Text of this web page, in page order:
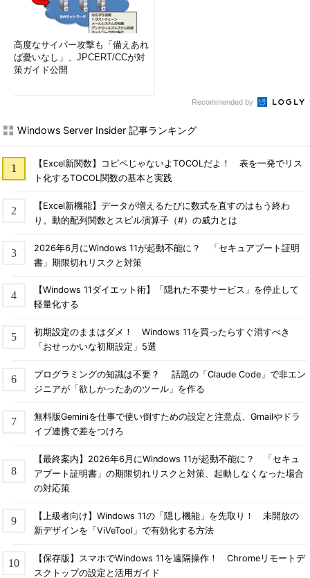
高度なサイバー攻撃も「備えあれ
ば憂いなし」、JPCERT/CCが対
策ガイド公開
Recommended by
Windows Server Insider 記事ランキング
【Excel新関数】コピペじゃないよTOCOLだよ！ 表を一発でリス
ト化するTOCOL関数の基本と実践
【Excel新機能】データが増えるたびに数式を直すのはもう終わ
り。動的配列関数とスピル演算子（#）の威力とは
2026年6月にWindows 11が起動不能に？ 「セキュアブート証明
書」期限切れリスクと対策
【Windows 11ダイエット術】「隠れた不要サービス」を停止して
軽量化する
初期設定のままはダメ！ Windows 11を買ったらすぐ消すべき
「おせっかいな初期設定」5選
プログラミングの知識は不要？ 話題の「Claude Code」で非エン
ジニアが「欲しかったあのツール」を作る
無料版Geminiを仕事で使い倒すための設定と注意点、Gmailやドラ
イブ連携で差をつけろ
【最終案内】2026年6月にWindows 11が起動不能に？ 「セキュ
アブート証明書」の期限切れリスクと対策、起動しなくなった場合
の対応策
【上級者向け】Windows 11の「隠し機能」を先取り！ 未開放の
新デザインを「ViVeTool」で有効化する方法
【保存版】スマホでWindows 11を遠隔操作！ Chromeリモートデ
スクトップの設定と活用ガイド